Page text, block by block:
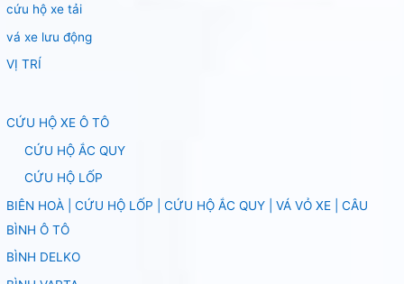
cứu hộ xe tải
vá xe lưu động
VỊ TRÍ
CỨU HỘ XE Ô TÔ
CỨU HỘ ẮC QUY
CỨU HỘ LỐP
BIÊN HOÀ | CỨU HỘ LỐP | CỨU HỘ ẮC QUY | VÁ VỎ XE | CÂU
BÌNH Ô TÔ
BÌNH DELKO